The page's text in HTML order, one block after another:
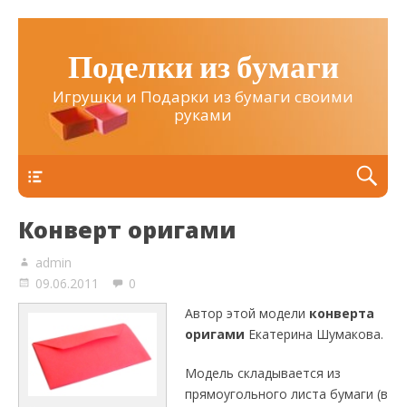
Поделки из бумаги
Игрушки и Подарки из бумаги своими
руками
Конверт оригами
admin
09.06.2011
0
Автор этой модели конверта
оригами Екатерина Шумакова.
Модель складывается из
прямоугольного листа бумаги (в